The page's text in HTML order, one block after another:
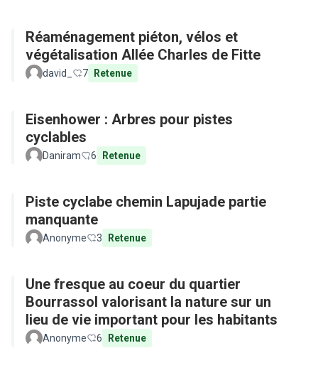
Réaménagement piéton, vélos et
végétalisation Allée Charles de Fitte
david_ 7 Retenue
Eisenhower : Arbres pour pistes
cyclables
Daniram 6 Retenue
Piste cyclabe chemin Lapujade partie
manquante
Anonyme 3 Retenue
Une fresque au coeur du quartier
Bourrassol valorisant la nature sur un
lieu de vie important pour les habitants
Anonyme 6 Retenue